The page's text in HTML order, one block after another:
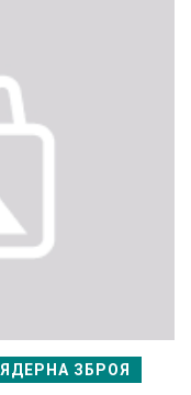
ЯДЕРНА ЗБРОЯ